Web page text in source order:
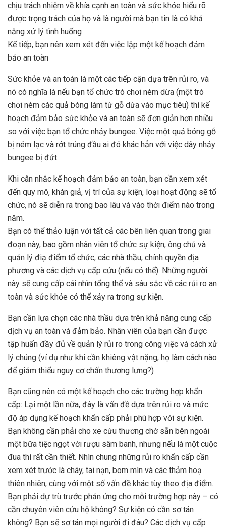
chịu trách nhiệm về khía cạnh an toàn và sức khỏe hiểu rõ
được trọng trách của họ và là người mà bạn tin là có khả
năng xử lý tình huống
Kế tiếp, bạn nên xem xét đến việc lập một kế hoạch đảm
bảo an toàn
Sức khỏe và an toàn là một các tiếp cận dựa trên rủi ro, và
nó có nghĩa là nếu bạn tổ chức trò chơi ném dừa (một trò
chơi ném các quả bóng làm từ gỗ dừa vào mục tiêu) thì kế
hoạch đảm bảo sức khỏe và an toàn sẽ đơn giản hơn nhiều
so với việc bạn tổ chức nhảy bungee. Việc một quả bóng gỗ
bị ném lạc và rớt trúng đầu ai đó khác hẳn với việc dây nhảy
bungee bị đứt.
Khi cân nhắc kế hoạch đảm bảo an toàn, bạn cần xem xét
đến quy mô, khán giả, vị trí của sự kiện, loại hoạt động sẽ tổ
chức, nó sẽ diễn ra trong bao lâu và vào thời điểm nào trong
năm.
Bạn có thể thảo luận với tất cả các bên liên quan trong giai
đoạn này, bao gồm nhân viên tổ chức sự kiện, ông chủ và
quản lý điạ điểm tổ chức, các nhà thầu, chính quyền địa
phương và các dịch vụ cấp cứu (nếu có thể). Những người
này sẽ cung cấp cái nhìn tổng thể và sâu sắc về các rủi ro an
toàn và sức khỏe có thể xảy ra trong sự kiện.
Bạn cần lựa chọn các nhà thầu dựa trên khả năng cung cấp
dịch vụ an toàn và đảm bảo. Nhân viên của bạn cần được
tập huấn đầy đủ về quản lý rủi ro trong công việc và cách xử
lý chúng (ví dụ như khi cần khiêng vật nặng, họ làm cách nào
để giảm thiểu nguy cơ chấn thương lưng?)
Bạn cũng nên có một kế hoạch cho các trường hợp khẩn
cấp: Lại một lần nữa, đây là vấn đề dựa trên rủi ro và mức
độ áp dụng kế hoạch khẩn cấp phải phù hợp với sự kiện.
Bạn không cần phải cho xe cứu thương chờ sẵn bên ngoài
một bữa tiệc ngọt với rượu sâm banh, nhưng nếu là một cuộc
đua thì rất cần thiết. Nhìn chung những rủi ro khẩn cấp cần
xem xét trước là cháy, tai nạn, bom mìn và các thảm hoạ
thiên nhiên; cùng với một số vấn đề khác tùy theo địa điểm.
Bạn phải dự trù trước phản ứng cho mỗi trường hợp này – có
cần chuyên viên cứu hộ không? Sự kiện có cần sơ tán
không? Bạn sẽ sơ tán mọi người đi đâu? Các dịch vụ cấp